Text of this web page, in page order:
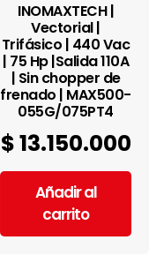
INOMAXTECH |
Vectorial |
Trifásico | 440 Vac
| 75 Hp |Salida 110A
| Sin chopper de
frenado | MAX500-
055G/075PT4
$13.150.000
Añadir al
carrito